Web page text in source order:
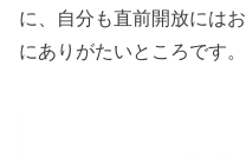
に、自分も直前開放には
にありがたいところです。